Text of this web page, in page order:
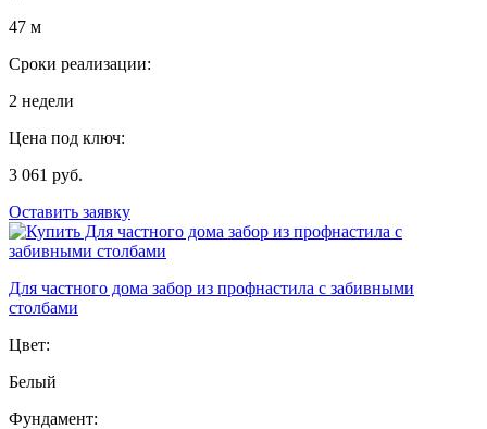
47 м
Сроки реализации:
2 недели
Цена под ключ:
3 061 руб.
Оставить заявку
Для частного дома забор из профнастила с забивными
столбами
Цвет:
Белый
Фундамент: